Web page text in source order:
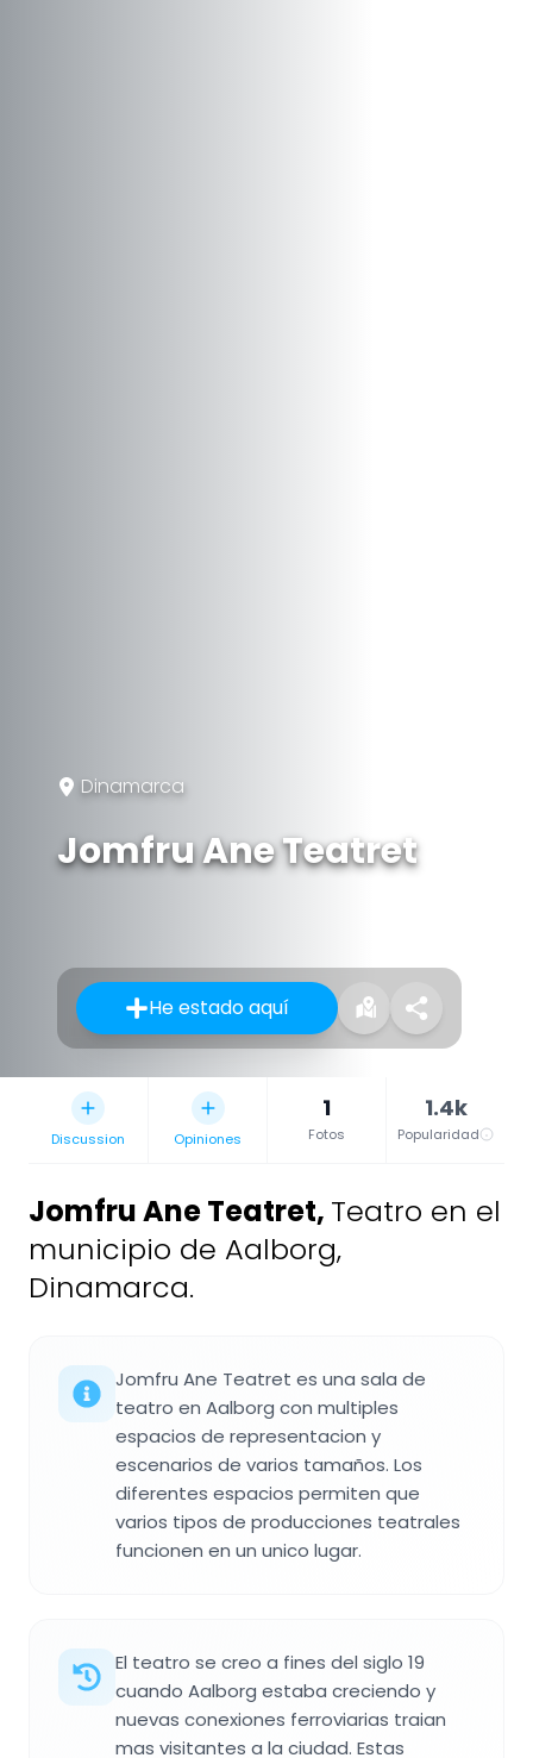
Dinamarca
Jomfru Ane Teatret
He estado aquí
Discussion Opiniones
1
Fotos
1.4k
Popularidad
Jomfru Ane Teatret, Teatro en el
municipio de Aalborg,
Dinamarca.
Jomfru Ane Teatret es una sala de
teatro en Aalborg con multiples
espacios de representacion y
escenarios de varios tamaños. Los
diferentes espacios permiten que
varios tipos de producciones teatrales
funcionen en un unico lugar.
El teatro se creo a fines del siglo 19
cuando Aalborg estaba creciendo y
nuevas conexiones ferroviarias traian
mas visitantes a la ciudad. Estas